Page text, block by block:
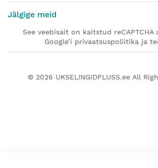
Jälgige meid
See veebisait on kaitstud
Google’i privaatsuspoliitika ja
© 2026 UKSELINGIDPLUSS.eeAll